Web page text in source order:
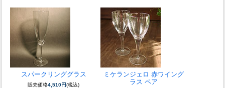
スパークリンググラス
販売価格4,510円(税込)
ミケランジェロ 赤ワイング
ラス ペア